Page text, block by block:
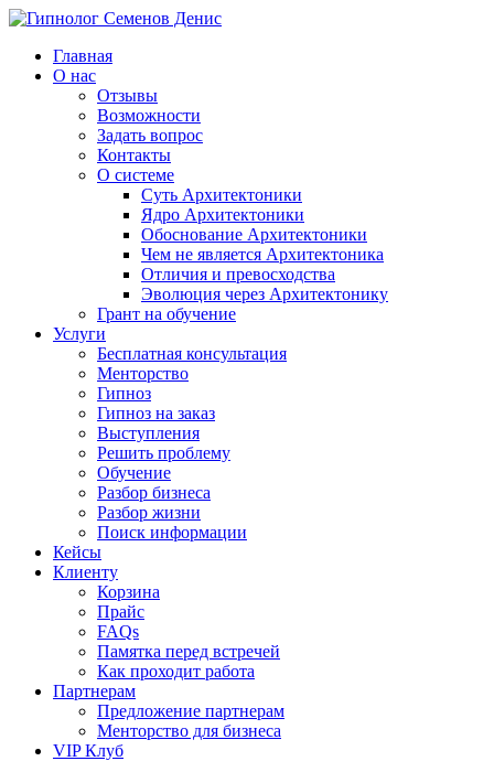
Главная
О нас
Отзывы
Возможности
Задать вопрос
Контакты
О системе
Суть Архитектоники
Ядро Архитектоники
Обоснование Архитектоники
Чем не является Архитектоника
Отличия и превосходства
Эволюция через Архитектонику
Грант на обучение
Услуги
Бесплатная консультация
Менторство
Гипноз
Гипноз на заказ
Выступления
Решить проблему
Обучение
Разбор бизнеса
Разбор жизни
Поиск информации
Кейсы
Клиенту
Корзина
Прайс
FAQs
Памятка перед встречей
Как проходит работа
Партнерам
Предложение партнерам
Менторство для бизнеса
VIP Клуб